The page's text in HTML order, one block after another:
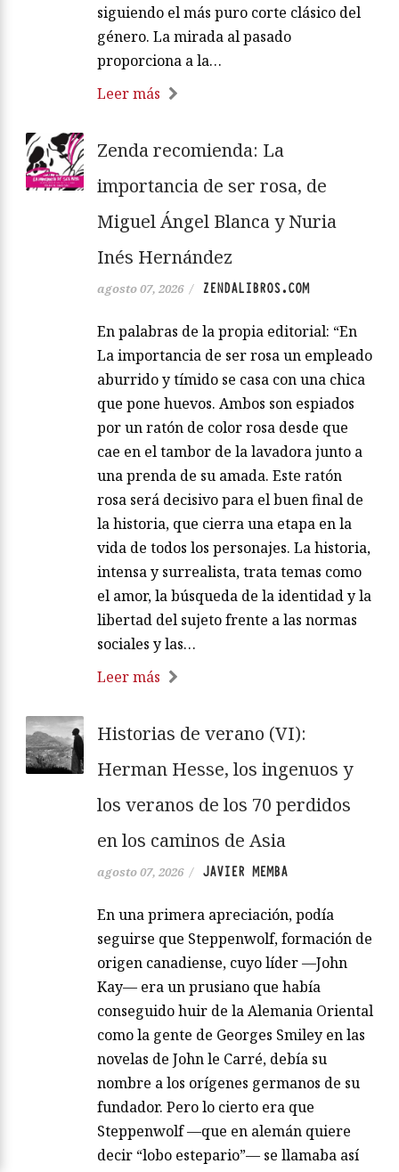
siguiendo el más puro corte clásico del
género. La mirada al pasado
proporciona a la…
Leer más
Zenda recomienda: La
importancia de ser rosa, de
Miguel Ángel Blanca y Nuria
Inés Hernández
agosto 07, 2026 / ZENDALIBROS.COM
En palabras de la propia editorial: “En
La importancia de ser rosa un empleado
aburrido y tímido se casa con una chica
que pone huevos. Ambos son espiados
por un ratón de color rosa desde que
cae en el tambor de la lavadora junto a
una prenda de su amada. Este ratón
rosa será decisivo para el buen final de
la historia, que cierra una etapa en la
vida de todos los personajes. La historia,
intensa y surrealista, trata temas como
el amor, la búsqueda de la identidad y la
libertad del sujeto frente a las normas
sociales y las…
Leer más
Historias de verano (VI):
Herman Hesse, los ingenuos y
los veranos de los 70 perdidos
en los caminos de Asia
agosto 07, 2026 / JAVIER MEMBA
En una primera apreciación, podía
seguirse que Steppenwolf, formación de
origen canadiense, cuyo líder —John
Kay— era un prusiano que había
conseguido huir de la Alemania Oriental
como la gente de Georges Smiley en las
novelas de John le Carré, debía su
nombre a los orígenes germanos de su
fundador. Pero lo cierto era que
Steppenwolf —que en alemán quiere
decir “lobo estepario”— se llamaba así